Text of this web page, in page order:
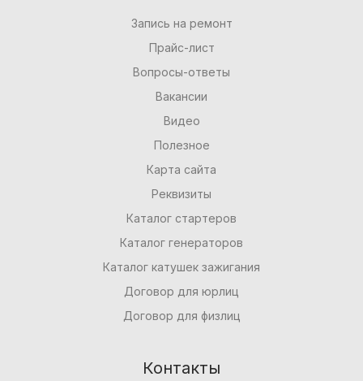
Запись на ремонт
Прайс-лист
Вопросы-ответы
Вакансии
Видео
Полезное
Карта сайта
Реквизиты
Каталог стартеров
Каталог генераторов
Каталог катушек зажигания
Договор для юрлиц
Договор для физлиц
Контакты